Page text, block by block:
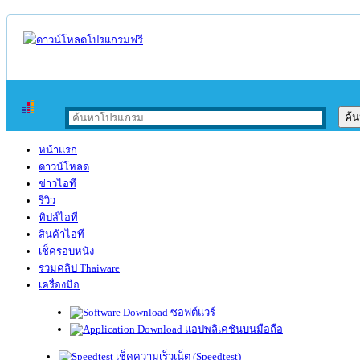
หน้าแรก
ดาวน์โหลด
ข่าวไอที
รีวิว
ทิปส์ไอที
สินค้าไอที
เช็ครอบหนัง
รวมคลิป Thaiware
เครื่องมือ
ซอฟต์แวร์
แอปพลิเคชันบนมือถือ
เช็คความเร็วเน็ต (Speedtest)